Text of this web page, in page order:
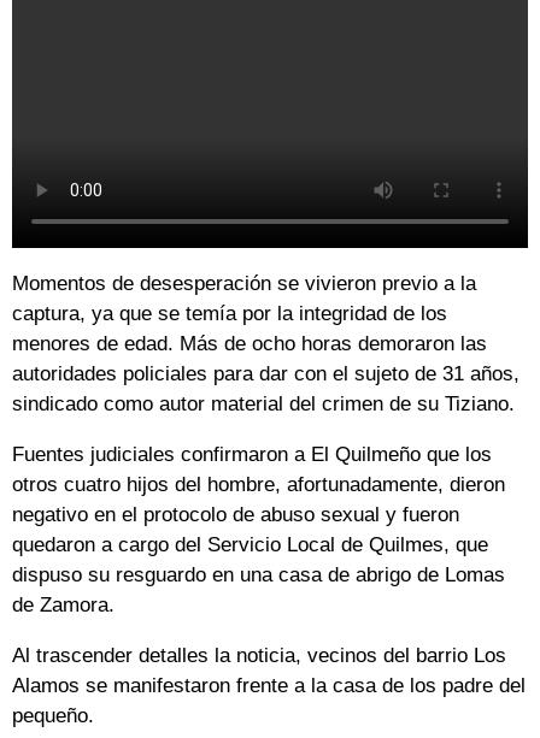
Momentos de desesperación se vivieron previo a la
captura, ya que se temía por la integridad de los
menores de edad. Más de ocho horas demoraron las
autoridades policiales para dar con el sujeto de 31 años,
sindicado como autor material del crimen de su Tiziano.
Fuentes judiciales confirmaron a El Quilmeño que los
otros cuatro hijos del hombre, afortunadamente, dieron
negativo en el protocolo de abuso sexual y fueron
quedaron a cargo del Servicio Local de Quilmes, que
dispuso su resguardo en una casa de abrigo de Lomas
de Zamora.
Al trascender detalles la noticia, vecinos del barrio Los
Alamos se manifestaron frente a la casa de los padre del
pequeño.